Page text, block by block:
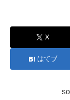
X
はてブ